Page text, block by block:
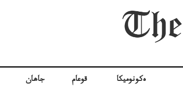
جاھان قوعام ەكونوميكا